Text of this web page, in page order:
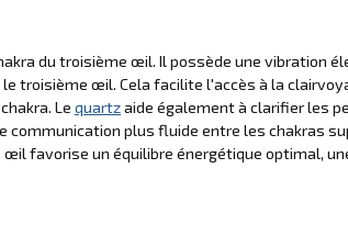
du troisième œil. Il possède une vibration
troisième œil. Cela facilite l'accès à la
Le quartzaide également à clarifier les
plus fluide entre les chakras
œil favorise un équilibre énergétique optimal,